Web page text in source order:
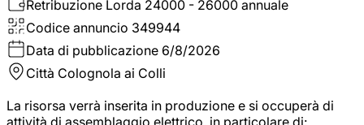
Retribuzione Lorda 24000 - 26000 annuale
Codice annuncio 349944
Data di pubblicazione 6/8/2026
Città Colognola ai Colli
La risorsa verrà inserita in produzione e si occuperà di
attività di assemblaggio elettrico, in particolare di: